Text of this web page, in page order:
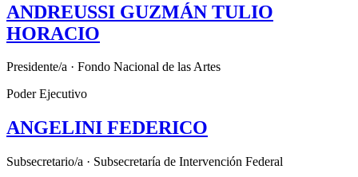
ANDREUSSI GUZMÁN TULIO
HORACIO
Presidente/a · Fondo Nacional de las Artes
Poder Ejecutivo
ANGELINI FEDERICO
Subsecretario/a · Subsecretaría de Intervención Federal